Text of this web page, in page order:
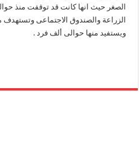
الزراعة والصندوق الاجتماعى
ويستفيد منها حوالى ألف فرد .